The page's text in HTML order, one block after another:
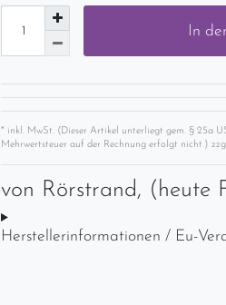
In
* inkl. MwSt. (Dieser Artikel unterliegt gem. § 25a
Mehrwertsteuer auf der Rechnung erfolgt nicht.)
von Rörstrand, (heute
Herstellerinformationen / Eu-